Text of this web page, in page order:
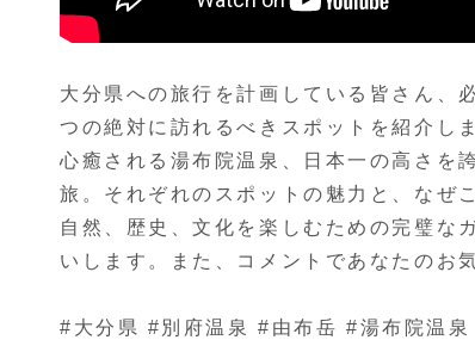
大分県への旅行を計画している皆さん、
つの絶対に訪れるべきスポットを紹介し
心癒される湯布院温泉、日本一の高さを
旅。それぞれのスポットの魅力と、なぜ
自然、歴史、文化を楽しむための完璧な
いします。また、コメントであなたのお
#大分県 #別府温泉 #由布岳 #湯布院温